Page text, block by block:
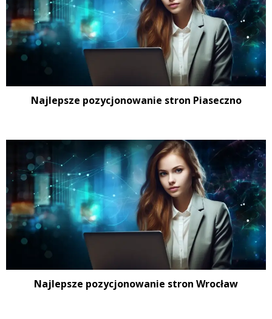
Najlepsze pozycjonowanie stron Piaseczno
Najlepsze pozycjonowanie stron Wrocław